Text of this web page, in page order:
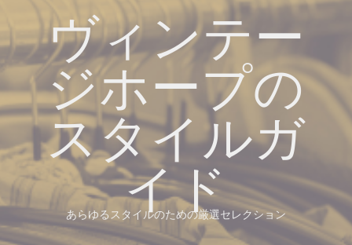
ヴィンテー
ジホープの
スタイルガ
イド
あらゆるスタイルのための厳選セレクション